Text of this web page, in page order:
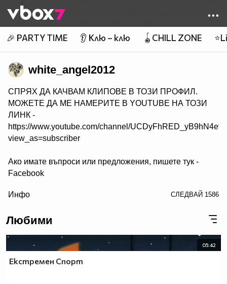
👾
🎉 PARTY TIME 👂 Клю – клю 🪀CHILL ZONE
white_angel2012
СПРЯХ ДА КАЧВАМ КЛИПОВЕ В ТОЗИ ПРОФИЛ.
МОЖЕТЕ ДА МЕ НАМЕРИТЕ В YOUTUBE НА ТОЗИ
ЛИНК -
https://www.youtube.com/channel/
view_as=subscriber
Ако имате въпроси или предложения, пишете тук -
Facebook
Инфо СЛЕДВАЙ 1586
Любими
05:42
Екстремен Спорт